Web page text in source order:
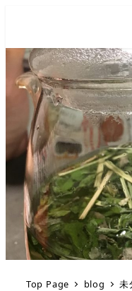
Top Page blog 未